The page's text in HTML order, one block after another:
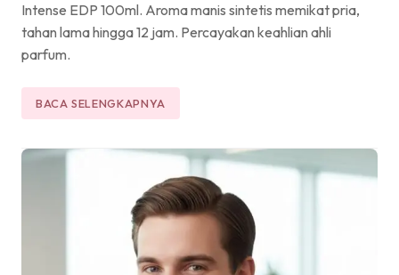
Intense EDP 100ml. Aroma manis sintetis memikat pria,
tahan lama hingga 12 jam. Percayakan keahlian ahli
parfum.
BACA SELENGKAPNYA